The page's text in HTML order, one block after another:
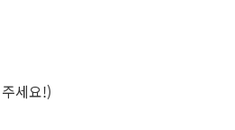
세요!)